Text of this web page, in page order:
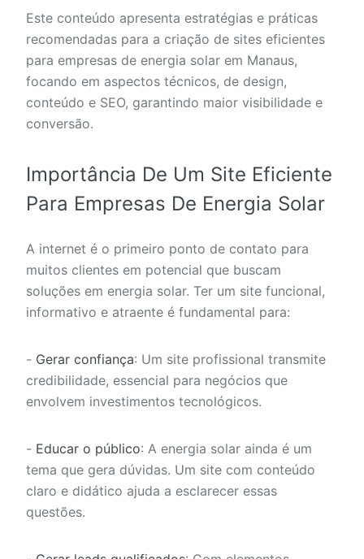
Este conteúdo apresenta estratégias e práticas
recomendadas para a criação de sites eficientes
para empresas de energia solar em Manaus,
focando em aspectos técnicos, de design,
conteúdo e SEO, garantindo maior visibilidade e
conversão.
Importância De Um Site Eficiente
Para Empresas De Energia Solar
A internet é o primeiro ponto de contato para
muitos clientes em potencial que buscam
soluções em energia solar. Ter um site funcional,
informativo e atraente é fundamental para:
- Gerar confiança: Um site profissional transmite
credibilidade, essencial para negócios que
envolvem investimentos tecnológicos.
- Educar o público: A energia solar ainda é um
tema que gera dúvidas. Um site com conteúdo
claro e didático ajuda a esclarecer essas
questões.